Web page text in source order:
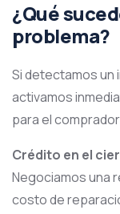
¿Qué
problema?
Si detectamos un
activamos
para el
Crédito en el
Negociamos una
costo de